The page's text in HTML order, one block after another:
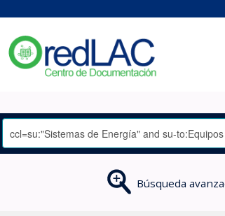
Búsqueda